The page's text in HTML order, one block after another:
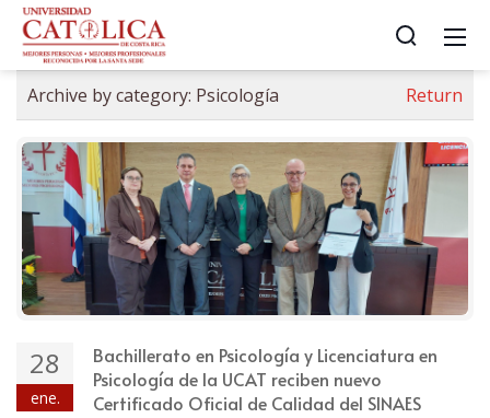
Archive by category: Psicología Return
28
ene.
Bachillerato en Psicología y Licenciatura en
Psicología de la UCAT reciben nuevo
Certificado Oficial de Calidad del SINAES